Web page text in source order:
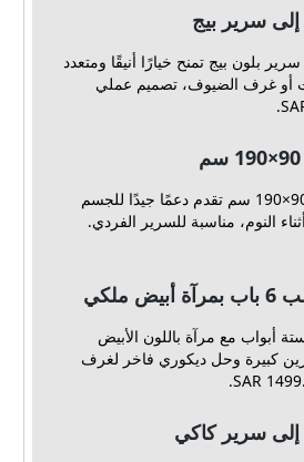
إلى سرير بيج
بلون بيج تمنح خيارًا أنيقًا ومتعدد
أو غرف الضيوف، تصميم عملي
مرتبة بنوابض بمقاس 90×190 سم تقدم دعمًا جيدًا للجسم
النوم، مناسبة للسرير الفردي.
أبواب مع مرآة باللون الأبيض
كبيرة وحل ديكوري فاخر لغرف
إلى سرير كاكي